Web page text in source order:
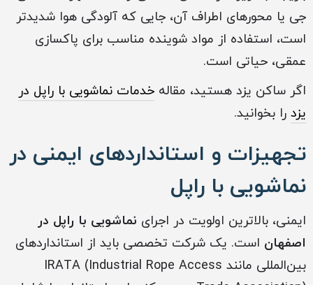
جی یا محورهای اطراف آن، جایی که آلودگی هوا شدیدتر
است، استفاده از مواد شوینده مناسب برای پاکسازی
عمقی، حیاتی است.
اگر ساکن یزد هستید، مقاله خدمات نماشویی با راپل در
یزد را بخوانید.
تجهیزات و استانداردهای ایمنی در
نماشویی با راپل
ایمنی، بالاترین اولویت در اجرای نماشویی با راپل در
اصفهان است. یک شرکت تخصصی باید از استانداردهای
بین‌المللی مانند IRATA (Industrial Rope Access